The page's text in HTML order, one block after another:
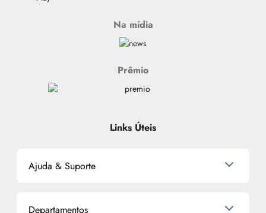
Na mídia
Prêmio
Links Úteis
Ajuda & Suporte
Departamentos